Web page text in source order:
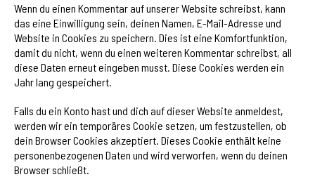
Wenn du einen Kommentar auf unserer Website schreibst, kann
das eine Einwilligung sein, deinen Namen, E-Mail-Adresse und
Website in Cookies zu speichern. Dies ist eine Komfortfunktion,
damit du nicht, wenn du einen weiteren Kommentar schreibst, all
diese Daten erneut eingeben musst. Diese Cookies werden ein
Jahr lang gespeichert.
Falls du ein Konto hast und dich auf dieser Website anmeldest,
werden wir ein temporäres Cookie setzen, um festzustellen, ob
dein Browser Cookies akzeptiert. Dieses Cookie enthält keine
personenbezogenen Daten und wird verworfen, wenn du deinen
Browser schließt.